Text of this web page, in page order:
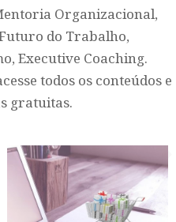
Organizacional,
do Trabalho,
Executive Coaching.
todos os conteúdos e
gratuitas.